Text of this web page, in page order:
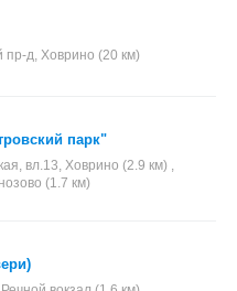
пр-д, Ховрино (20 км)
парк"
вл.13, Ховрино (2.9 км) ,
(1.7 км)